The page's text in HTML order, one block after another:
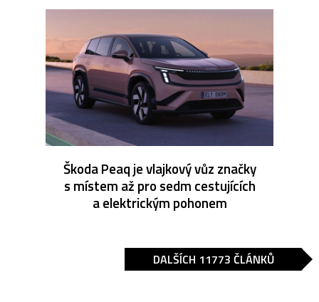
Škoda Peaq je vlajkový vůz značky
s místem až pro sedm cestujících
a elektrickým pohonem
DALŠÍCH 11773 ČLÁNKŮ